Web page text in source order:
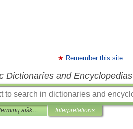
Remember this site
Dictionaries and Encyclopedias
Chemijos terminų aiškinamasis žodynas Interpretations